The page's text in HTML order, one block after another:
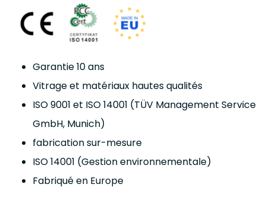
Garantie 10 ans
Vitrage et matériaux hautes qualités
ISO 9001 et ISO 14001 (TÜV Management Service
GmbH, Munich)
fabrication sur-mesure
ISO 14001 (Gestion environnementale)
Fabriqué en Europe